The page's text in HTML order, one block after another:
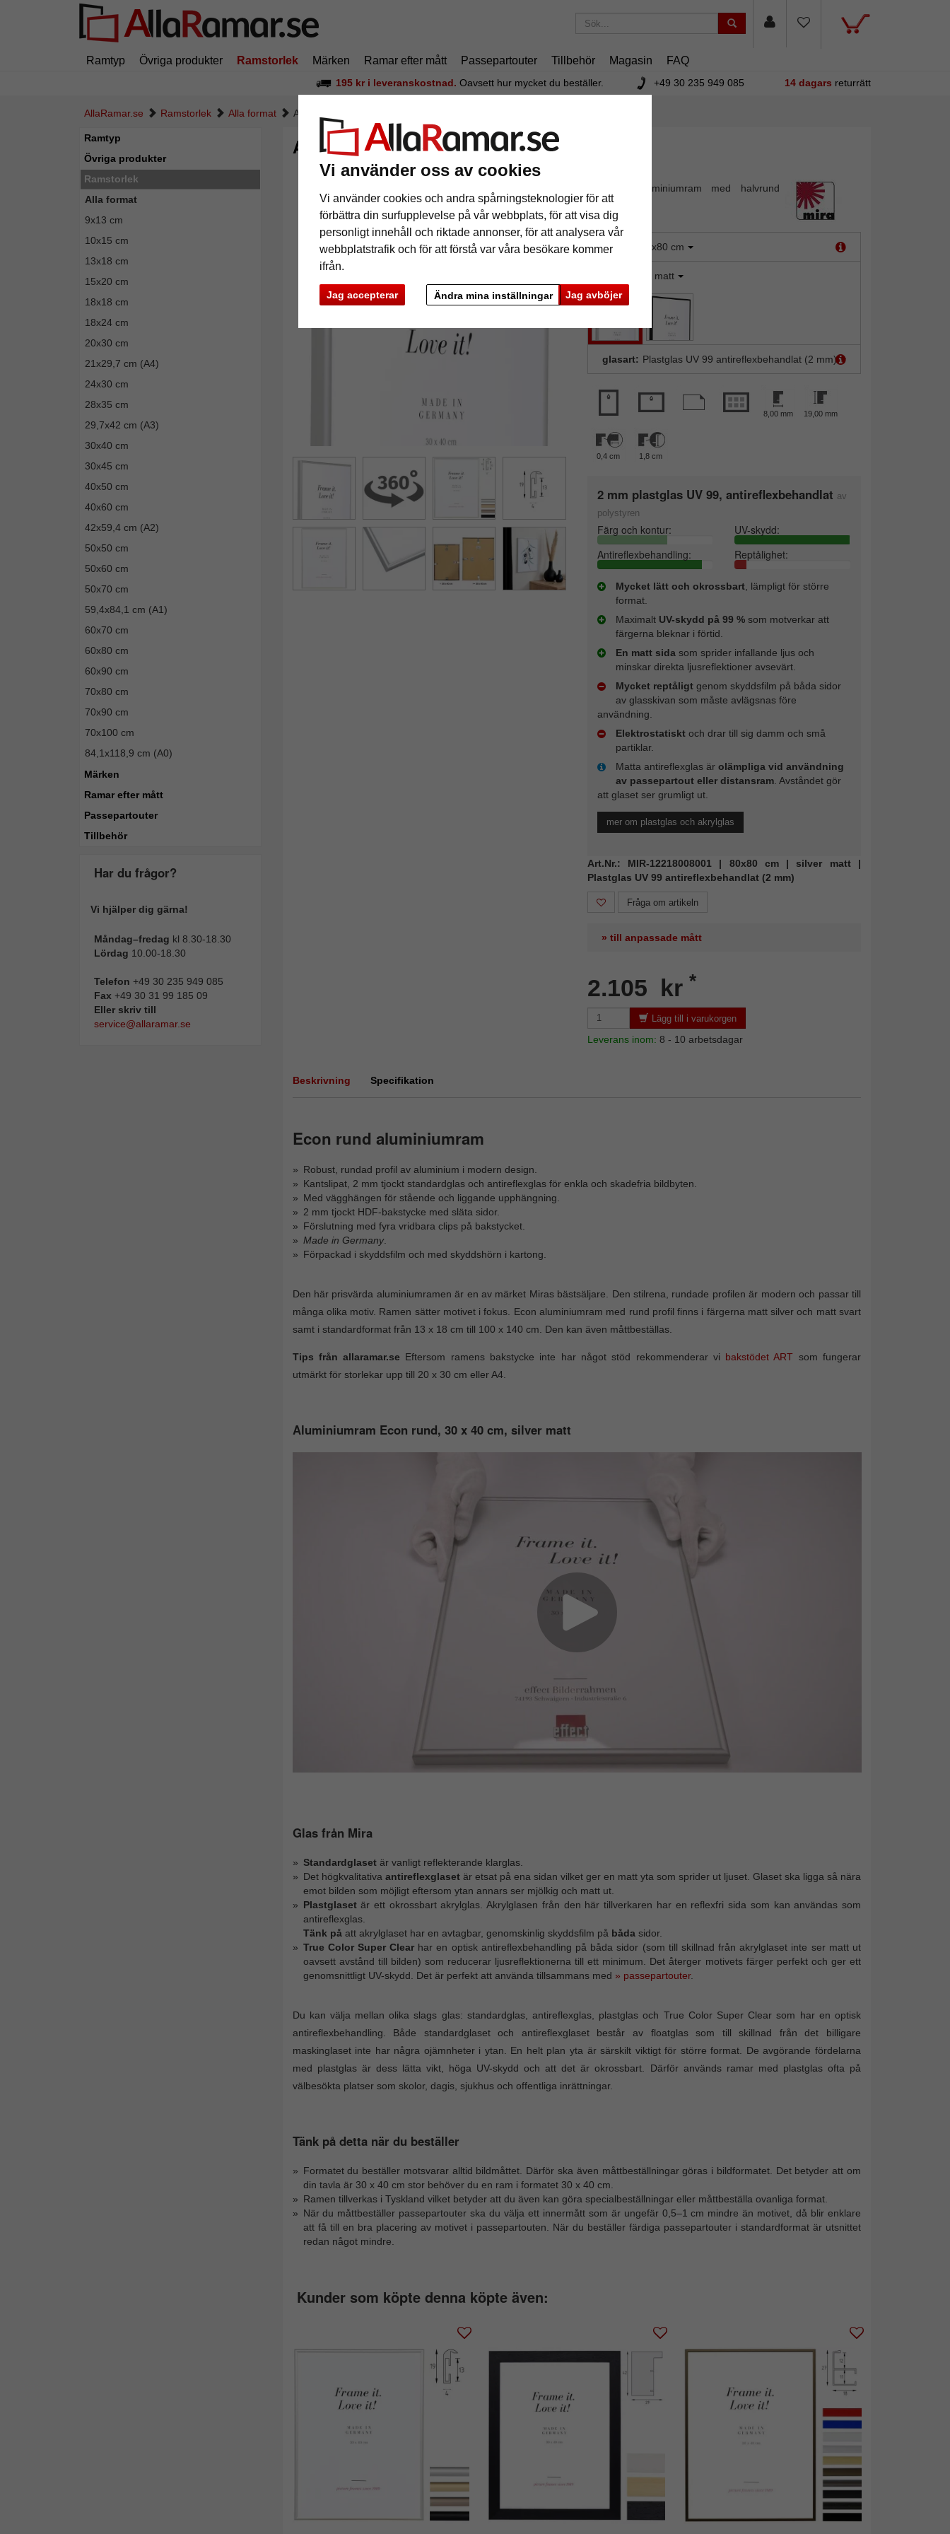
Vi använder oss av cookies
Vi använder cookies och andra spårningsteknologier för att
förbättra din surfupplevelse på vår webbplats, för att visa dig
personligt innehåll och riktade annonser, för att analysera vår
webbplatstrafik och för att förstå var våra besökare kommer
ifrån.
Jag accepterar Jag avböjer
Ändra mina inställningar
Ramtyp Övriga produkter Ramstorlek Märken Ramar efter mått Passepartouter Tillbehör Magasin FAQ
195 kr i leveranskostnad. Oavsett hur mycket du beställer. +49 30 235 949 085 14 dagars returrätt
AllaRamar.se Ramstorlek Alla format Aluminiumram Econ rund
Ramtyp
Övriga produkter
Ramstorlek
Alla format
9x13 cm
10x15 cm
13x18 cm
15x20 cm
18x18 cm
18x24 cm
20x30 cm
21x29,7 cm (A4)
24x30 cm
28x35 cm
29,7x42 cm (A3)
30x40 cm
30x45 cm
40x50 cm
40x60 cm
42x59,4 cm (A2)
50x50 cm
50x60 cm
50x70 cm
59,4x84,1 cm (A1)
60x70 cm
60x80 cm
60x90 cm
70x80 cm
70x90 cm
70x100 cm
84,1x118,9 cm (A0)
Märken
Ramar efter mått
Passepartouter
Tillbehör
Har du frågor?
Vi hjälper dig gärna!
Måndag–fredag kl 8.30-18.30
Lördag 10.00-18.30
Telefon +49 30 235 949 085
Fax +49 30 31 99 185 09
Eller skriv till
service@allaramar.se
Aluminiumram Econ rund
Standard aluminiumram med halvrund
profil
format: 80x80 cm
silver matt
glasart: Plastglas UV 99 antireflexbehandlat (2 mm)
8,00 mm 19,00 mm
0,4 cm 1,8 cm
2 mm plastglas UV 99, antireflexbehandlat av
polystyren
Färg och kontur:
UV-skydd:
Antireflexbehandling:
Reptålighet:
Mycket lätt och okrossbart, lämpligt för större
format.
Maximalt UV-skydd på 99 %som motverkar att
färgerna bleknar i förtid.
En matt sida som sprider infallande ljus och
minskar direkta ljusreflektioner avsevärt.
Mycket reptåligtgenom skyddsfilm på båda sidor
av glasskivan som måste avlägsnas före
användning.
Elektrostatisktoch drar till sig damm och små
partiklar.
Matta antireflexglas är olämpliga vid användning
av passepartout eller distansram. Avståndet gör
att glaset ser grumligt ut.
mer om plastglas och akrylglas
Art.Nr.: MIR-12218008001 | 80x80 cm | silver matt |
Plastglas UV 99 antireflexbehandlat (2 mm)
Fråga om artikeln
» till anpassade mått
2.105 kr *
Lägg till i varukorgen
Leverans inom: 8 - 10 arbetsdagar
Beskrivning Specifikation
Econ rund aluminiumram
Robust, rundad profil av aluminium i modern design.
Kantslipat, 2 mm tjockt standardglas och antireflexglas för enkla och skadefria bildbyten.
Med vägghängen för stående och liggande upphängning.
2 mm tjockt HDF-bakstycke med släta sidor.
Förslutning med fyra vridbara clips på bakstycket.
Made in Germany.
Förpackad i skyddsfilm och med skyddshörn i kartong.
Den här prisvärda aluminiumramen är en av märket Miras bästsäljare. Den stilrena, rundade profilen är modern och passar till
många olika motiv. Ramen sätter motivet i fokus. Econ aluminiumram med rund profil finns i färgerna matt silver och matt svart
samt i standardformat från 13 x 18 cm till 100 x 140 cm. Den kan även måttbeställas.
Tips från allaramar.se Eftersom ramens bakstycke inte har något stöd rekommenderar vi bakstödet ART som fungerar
utmärkt för storlekar upp till 20 x 30 cm eller A4.
Aluminiumram Econ rund, 30 x 40 cm, silver matt
Glas från Mira
Standardglasetär vanligt reflekterande klarglas.
Det högkvalitativa antireflexglasetär etsat på ena sidan vilket ger en matt yta som sprider ut ljuset. Glaset ska ligga så nära
emot bilden som möjligt eftersom ytan annars ser mjölkig och matt ut.
Plastglasetär ett okrossbart akrylglas. Akrylglasen från den här tillverkaren har en reflexfri sida som kan användas som
antireflexglas.
Tänk på att akrylglaset har en avtagbar, genomskinlig skyddsfilm på båda sidor.
True Color Super Clear har en optisk antireflexbehandling på båda sidor (som till skillnad från akrylglaset inte ser matt ut
oavsett avstånd till bilden) som reducerar ljusreflektionerna till ett minimum. Det återger motivets färger perfekt och ger ett
genomsnittligt UV-skydd. Det är perfekt att använda tillsammans med » passepartouter.
Du kan välja mellan olika slags glas: standardglas, antireflexglas, plastglas och True Color Super Clear som har en optisk
antireflexbehandling. Både standardglaset och antireflexglaset består av floatglas som till skillnad från det billigare
maskinglaset inte har några ojämnheter i ytan. En helt plan yta är särskilt viktigt för större format. De avgörande fördelarna
med plastglas är dess lätta vikt, höga UV-skydd och att det är okrossbart. Därför används ramar med plastglas ofta på
välbesökta platser som skolor, dagis, sjukhus och offentliga inrättningar.
Tänk på detta när du beställer
Formatet du beställer motsvarar alltid bildmåttet. Därför ska även måttbeställningar göras i bildformatet. Det betyder att om
din tavla är 30 x 40 cm stor behöver du en ram i formatet 30 x 40 cm.
Ramen tillverkas i Tyskland vilket betyder att du även kan göra specialbeställningar eller måttbeställa ovanliga format.
När du måttbeställer passepartouter ska du välja ett innermått som är ungefär 0,5–1 cm mindre än motivet, då blir enklare
att få till en bra placering av motivet i passepartouten. När du beställer färdiga passepartouter i standardformat är utsnittet
redan något mindre.
Kunder som köpte denna köpte även: